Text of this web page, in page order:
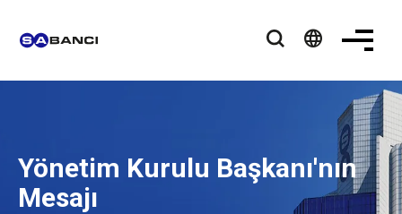
language
Yönetim Kurulu Başkanı'nın
Mesajı